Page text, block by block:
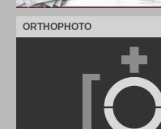
ORTHOPHOTO